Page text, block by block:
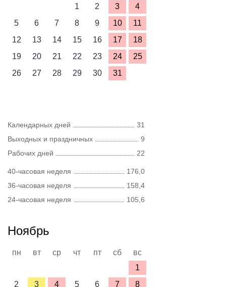
1
2 3
4
5
6 7 8 9 10
11
12
13 14 15 16 17
18
19
20 21 22 23 24
25
26
27 28 29 30 31
Календарных дней
31
Выходных и праздничных
9
Рабочих дней
22
40-часовая неделя
176,0
36-часовая неделя
158,4
24-часовая неделя
105,6
Ноябрь
пн вт ср чт пт сб
вс
1
2
3 4 5 6 7 8